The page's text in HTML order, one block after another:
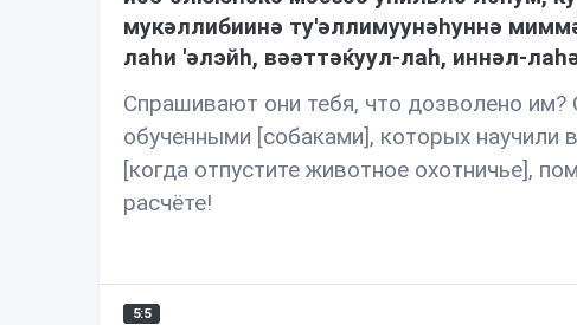
мукəллибиинə ту'əллимуунəhуннə
лаhи 'əлэйh, вəəттəќуул-лаh, иннəл-
Спрашивают они тебя, что дозволено
обученными [собаками], которых научили
[когда отпустите животное охотничье],
расчёте!
5:5